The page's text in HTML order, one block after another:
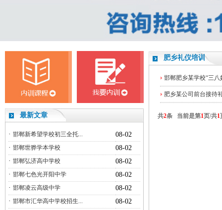
最新文章
· 邯郸新希望学校初三全托...
08-02
· 邯郸世骅学本学校
08-02
· 邯郸弘济高中学校
08-02
· 邯郸七色光开阳中学
08-02
· 邯郸凌云高级中学
08-02
· 邯郸市汇华高中学校招生...
08-02
肥乡礼仪培训
邯郸肥乡某学校“三
肥乡某公司前台接待
共2条 当前是第1页/共1